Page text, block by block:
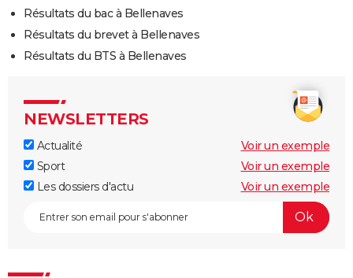
Résultats du bac à Bellenaves
Résultats du brevet à Bellenaves
Résultats du BTS à Bellenaves
NEWSLETTERS
Actualité
Voir un exemple
Sport
Voir un exemple
Les dossiers d'actu
Voir un exemple